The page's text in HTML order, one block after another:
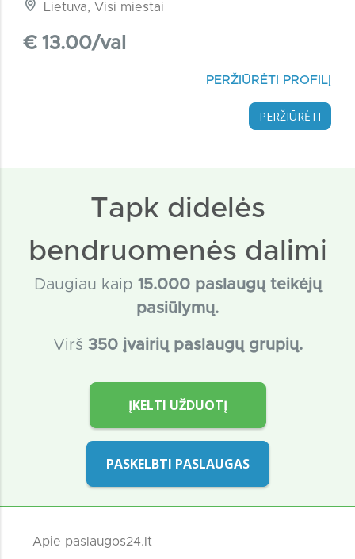
Lietuva, Visi miestai
€ 13.00/val
PERŽIŪRĖTI PROFILĮ
PERŽIŪRĖTI
Tapk didelės
bendruomenės dalimi
Daugiau kaip 15.000 paslaugų teikėjų
pasiūlymų.
Virš 350 įvairių paslaugų grupių.
ĮKELTI UŽDUOTĮ
PASKELBTI PASLAUGAS
Apie paslaugos24.lt